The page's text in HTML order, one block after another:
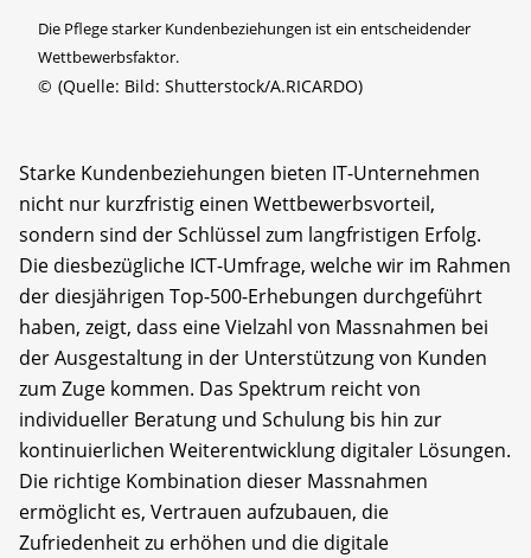
Die Pflege starker Kundenbeziehungen ist ein entscheidender
Wettbewerbsfaktor.
© (Quelle: Bild: Shutterstock/A.RICARDO)
Starke Kundenbeziehungen bieten IT-Unternehmen
nicht nur kurzfristig einen Wettbewerbsvorteil,
sondern sind der Schlüssel zum langfristigen Erfolg.
Die diesbezügliche ICT-Umfrage, welche wir im Rahmen
der diesjährigen Top-500-Erhebungen durchgeführt
haben, zeigt, dass eine Vielzahl von Massnahmen bei
der Ausgestaltung in der Unterstützung von Kunden
zum Zuge kommen. Das Spektrum reicht von
individueller Beratung und Schulung bis hin zur
kontinuierlichen Weiterentwicklung digitaler Lösungen.
Die richtige Kombination dieser Massnahmen
ermöglicht es, Vertrauen aufzubauen, die
Zufriedenheit zu erhöhen und die digitale